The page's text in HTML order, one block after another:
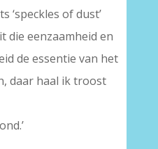
‘speckles of dust’
die eenzaamheid en
de essentie van het
daar haal ik troost